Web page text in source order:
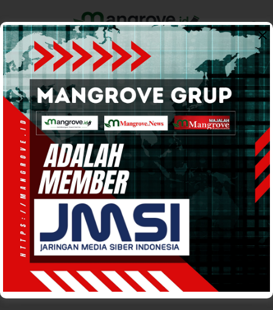
Home Pemerintahan Ekonomi & Bisnis Info Tanah Papua
Support by
Mozes Koropasi
Legislator Apresiasi Langkah
Cepat Bupati Tunjuk Mozes
Koropasi
12 November 2025 - 06:58 WIB